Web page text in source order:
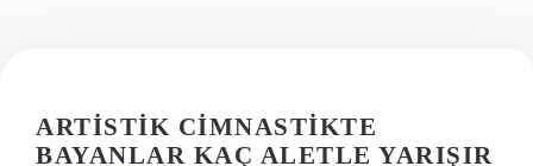
ARTISTIK CIMNASTIKTE
BAYANLAR KAÇ ALETLE YARIŞIR